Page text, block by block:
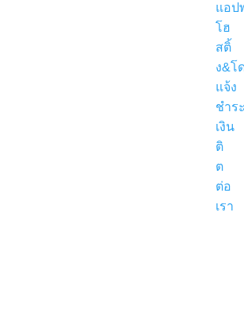
แอป
โฮ
สติ้
ง&โ
แจ้ง
ชำร
เงิน
ติ
ต
ต่อ
เรา